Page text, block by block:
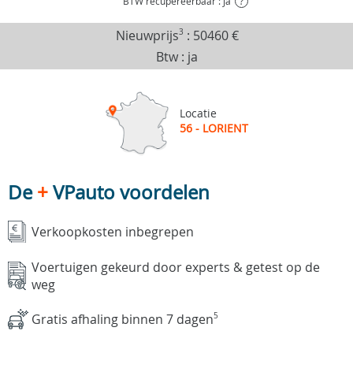
Nieuwprijs3 : 50460 €
Btw : ja
Locatie
56 - LORIENT
De+VPauto voordelen
Verkoopkosten inbegrepen
Voertuigen gekeurd door experts & getest op de
weg
Gratis afhaling binnen 7 dagen5